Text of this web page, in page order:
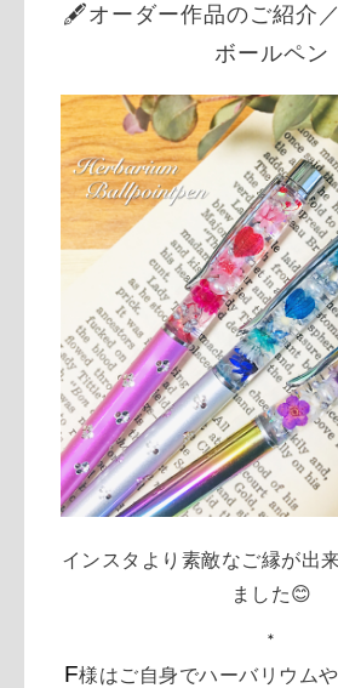
🖋オーダー作品のご紹介
ボールペン
インスタより素敵なご縁が出
ました😊
＊
F様はご自身でハーバリウム